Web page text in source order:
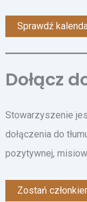
Sprawdź
Dołącz
Stowarzyszenie
dołączenia do
pozytywnej,
Zostań